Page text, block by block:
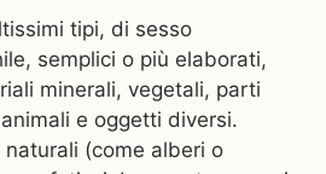
tipi, di sesso
semplici o più elaborati,
minerali, vegetali, parti
e oggetti diversi.
(come alberi o